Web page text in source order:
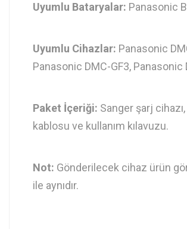
Uyumlu Bataryalar: Panasonic
Uyumlu Cihazlar: Panasonic
Panasonic DMC-GF3, Panasonic
Paket İçeriği: Sanger şarj
kablosu ve kullanım kılavuzu.
Not: Gönderilecek cihaz ürün
ile aynıdır.